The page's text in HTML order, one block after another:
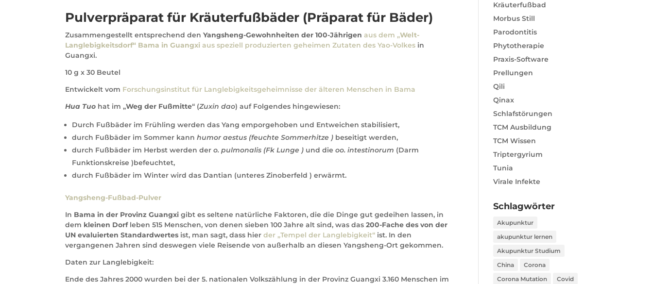
Pulverpräparat für Kräuterfußbäder (Präparat für Bäder)
Zusammengestellt entsprechend denYangsheng-Gewohnheiten der 100-Jährigen aus dem „Welt-
Langlebigkeitsdorf“ Bama in Guangxi aus speziell produzierten geheimen Zutaten des Yao-Volkes in
Guangxi.
10 g x 30 Beutel
Entwickelt vom Forschungsinstitut für Langlebigkeitsgeheimnisse der älteren Menschen in Bama
Hua Tuo hat im „Weg der Fußmitte“ (Zuxin dao) auf Folgendes hingewiesen:
Durch Fußbäder im Frühling werden das Yang emporgehoben und Entweichen stabilisiert,
durch Fußbäder im Sommer kannhumor aestus (feuchte Sommerhitze ) beseitigt werden,
durch Fußbäder im Herbst werden dero. pulmonalis (Fk Lunge ) und dieoo. intestinorum (Darm
Funktionskreise )befeuchtet,
durch Fußbäder im Winter wird das Dantian (unteres Zinoberfeld ) erwärmt.
Yangsheng-Fußbad-Pulver
In Bama in der Provinz Guangxigibt es seltene natürliche Faktoren, die die Dinge gut gedeihen lassen, in
dem kleinen Dorfleben 515 Menschen, von denen sieben 100 Jahre alt sind, was das200-Fache des von der
UN evaluierten Standardwertes ist, man sagt, dass hierder „Tempel der Langlebigkeit“ ist. In den
vergangenen Jahren sind deswegen viele Reisende von außerhalb an diesen Yangsheng-Ort gekommen.
Daten zur Langlebigkeit:
Ende des Jahres 2000 wurden bei der 5. nationalen Volkszählung in der Provinz Guangxi 3.160 Menschen im
Kräuterfußbad
Morbus Still
Parodontitis
Phytotherapie
Praxis-Software
Prellungen
Qili
Qinax
Schlafstörungen
TCM Ausbildung
TCM Wissen
Triptergyrium
Tunia
Virale Infekte
Schlagwörter
Akupunktur
akupunktur lernen
Akupunktur Studium
China
Corona
Corona Mutation
Covid